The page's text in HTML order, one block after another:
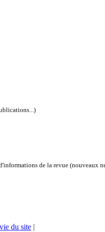
de la revue (nouveaux
|